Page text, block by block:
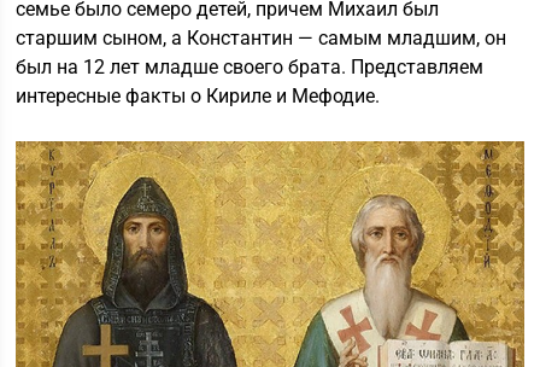
семье было семеро детей, причем Михаил был
старшим сыном, а Константин — самым младшим, он
был на 12 лет младше своего брата. Представляем
интересные факты о Кириле и Мефодие.